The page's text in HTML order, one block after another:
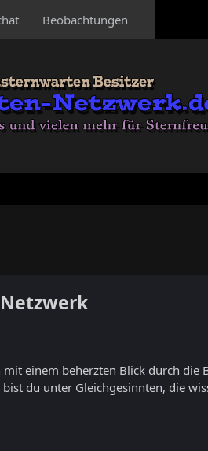
Beobachtungen
einem beherzten Blick durch
du unter Gleichgesinnten, die